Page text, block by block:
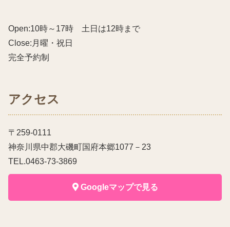
Open:10時～17時 土日は12時まで
Close:月曜・祝日
完全予約制
アクセス
〒259-0111
神奈川県中郡大磯町国府本郷1077－23
TEL.0463-73-3869
Googleマップで見る